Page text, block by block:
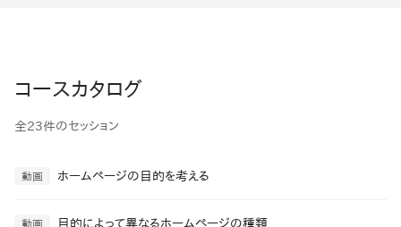
コースカタログ
全23件のセッション
動画 ホームページの目的を考える
動画 目的によって異なるホームページの種類